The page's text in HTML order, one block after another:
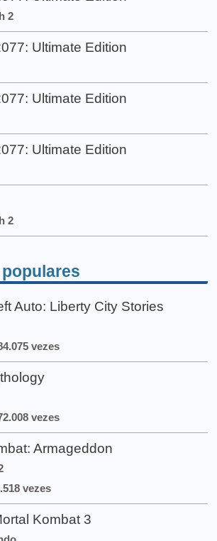
2
Ultimate Edition
Ultimate Edition
Ultimate Edition
2
Auto: Liberty City Stories
vezes
vezes
Armageddon
vezes
Kombat 3